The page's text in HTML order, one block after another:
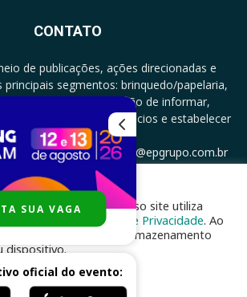
CONTATO
de publicações, ações direcionadas e
segmentos: brinquedo/papelaria,
zero a três com a missão de informar,
encontro de negócios e estabelecer
parcerias.
- atendimento@epgrupo.com.br
SIGA-NOS
e navegação, nosso site utiliza
com a nossa
Política de Privacidade. Ao
você concorda com o armazenamento
dispositivo.
SUA VAGA
oficial do evento: